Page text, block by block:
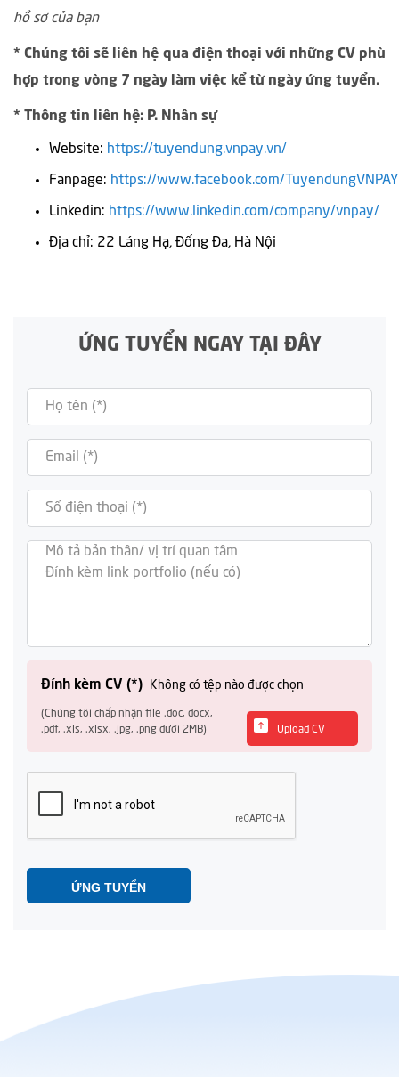
hồ sơ của bạn
* Chúng tôi sẽ liên hệ qua điện thoại với những CV phù
hợp trong vòng 7 ngày làm việc kể từ ngày ứng tuyển.
* Thông tin liên hệ: P. Nhân sự
Website: https://tuyendung.vnpay.vn/
Fanpage: https://www.facebook.com/TuyendungVNPAY
Linkedin: https://www.linkedin.com/company/vnpay/
Địa chỉ: 22 Láng Hạ, Đống Đa, Hà Nội
ỨNG TUYỂN NGAY TẠI ĐÂY
Đính kèm CV (*) Không có tệp nào được chọn
Upload CV
(Chúng tôi chấp nhận file .doc, docx,
.pdf, .xls, .xlsx, .jpg, .png dưới 2MB)
ỨNG TUYỂN